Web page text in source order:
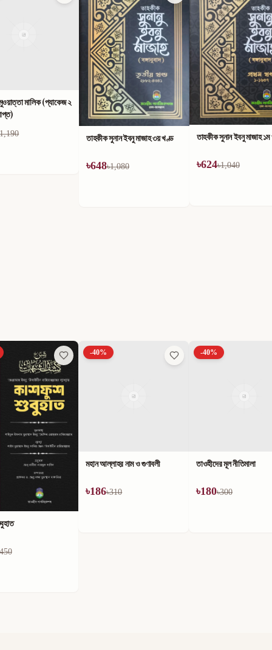
মালিক (প্যাকেজ ২
1,190 তাহকীক সুনান ইবনু মাজাহ ৩য় খণ্ড
৳648৳1,080
তাহকীক সুনান ইবনু মাজাহ
৳624৳1,040
নাম ও গুণাবলী
-40%
তাওহীদের মূল নীতিমালা
৳180৳300
-40%